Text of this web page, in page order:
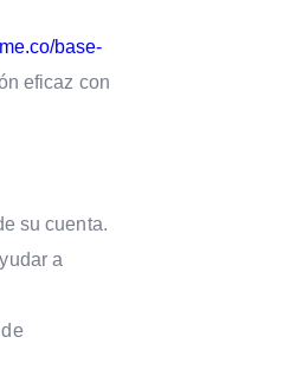
base-
eficaz con
su cuenta.
a